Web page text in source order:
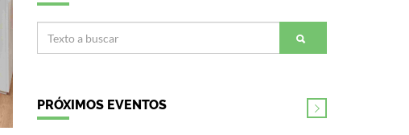
PRÓXIMOS EVENTOS